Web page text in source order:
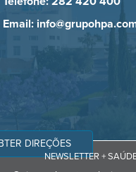
Email:
DIREÇÕES
NEWSLETTER +